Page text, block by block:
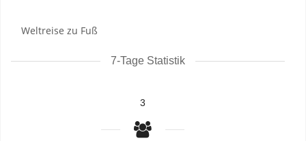
Weltreise zu Fuß
7-Tage Statistik
3